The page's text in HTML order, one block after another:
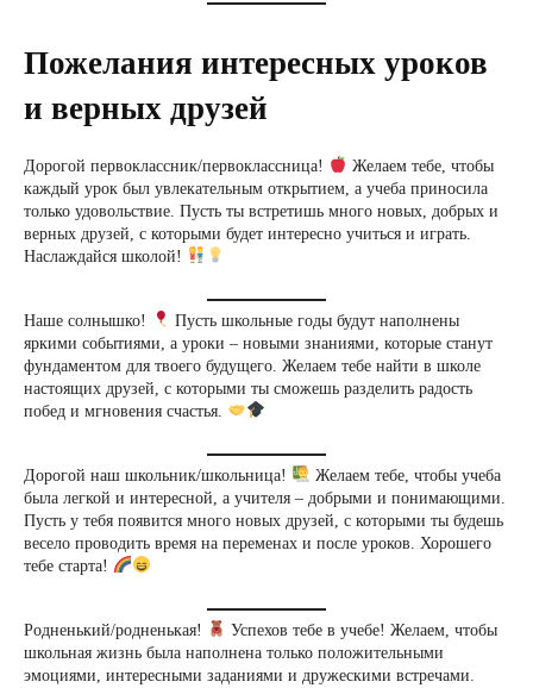
Пожелания интересных уроков
и верных друзей
Дорогой первоклассник/первоклассница!
Желаем тебе, чтобы
каждый урок был увлекательным открытием, а учеба приносила
только удовольствие. Пусть ты встретишь много новых, добрых и
верных друзей, с которыми будет интересно учиться и играть.
Наслаждайся школой!
Наше солнышко!
Пусть школьные годы будут наполнены
яркими событиями, а уроки – новыми знаниями, которые станут
фундаментом для твоего будущего. Желаем тебе найти в школе
настоящих друзей, с которыми ты сможешь разделить радость
побед и мгновения счастья.
Дорогой наш школьник/школьница!
Желаем тебе, чтобы учеба
была легкой и интересной, а учителя – добрыми и понимающими.
Пусть у тебя появится много новых друзей, с которыми ты будешь
весело проводить время на переменах и после уроков. Хорошего
тебе старта!
Родненький/родненькая!
Успехов тебе в учебе! Желаем, чтобы
школьная жизнь была наполнена только положительными
эмоциями, интересными заданиями и дружескими встречами.